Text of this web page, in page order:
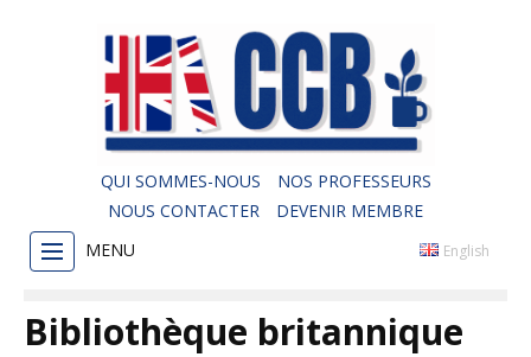
QUI SOMMES-NOUS
NOS PROFESSEURS
NOUS CONTACTER
DEVENIR MEMBRE
MENU
English
Bibliothèque britannique